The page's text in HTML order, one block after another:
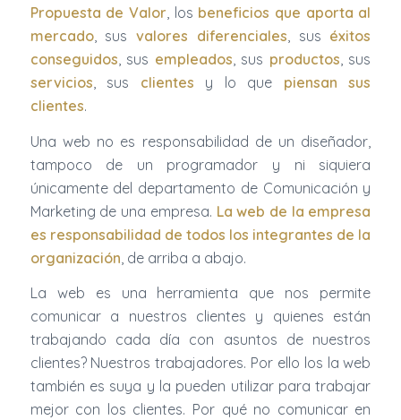
Propuesta de Valor, los beneficios que aporta al
mercado, susvalores diferenciales, sus éxitos
conseguidos, sus empleados, sus productos, sus
servicios, sus clientes y lo que piensan sus
clientes.
Una web no es responsabilidad de un diseñador,
tampoco de un programador y ni siquiera
únicamente del departamento de Comunicación y
Marketing de una empresa. La web de la empresa
es responsabilidad de todos los integrantes de la
organización , de arriba a abajo.
La web es una herramienta que nos permite
comunicar a nuestros clientes y quienes están
trabajando cada día con asuntos de nuestros
clientes? Nuestros trabajadores. Por ello los la web
también es suya y la pueden utilizar para trabajar
mejor con los clientes. Por qué no comunicar en